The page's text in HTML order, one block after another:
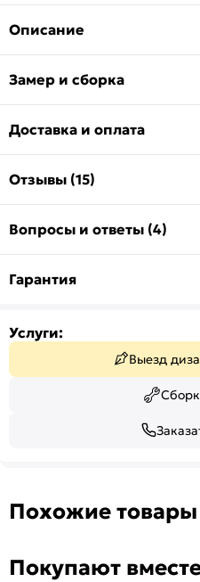
Описание
Замер и сборка
Доставка и оплата
Отзывы (15)
Вопросы и ответы (4)
Гарантия
Услуги:
Выезд
Похожие товары
Покупают